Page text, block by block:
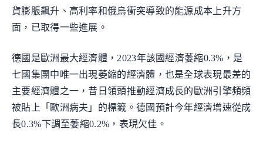
貨膨脹飆升、高利率和俄烏衝突導致的能源成本上升方
面，已取得一些進展。
德國是歐洲最大經濟體，2023年該國經濟萎縮0.3%，是
七國集團中唯一出現萎縮的經濟體，也是全球表現最差的
主要經濟體之一，昔日領頭推動經濟成長的歐洲引擎頻頻
被貼上「歐洲病夫」的標籤。德國預計今年經濟增速從成
長0.3%下調至萎縮0.2%，表現欠佳。